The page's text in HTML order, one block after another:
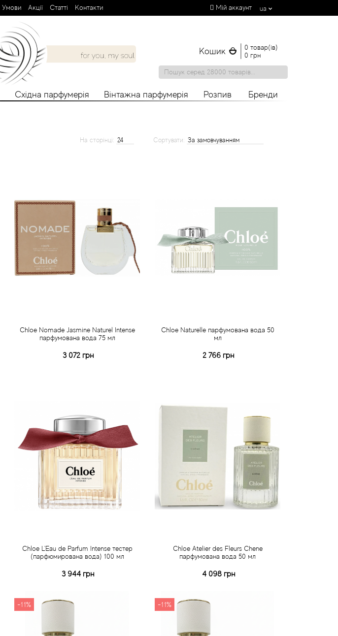
Умови Aкції Cтатті Контакти Мій аккаунт ua
Кошик
0 товар(ів)
0 грн
Східна парфумерія Вінтажна парфумерія Розпив Бренди
На сторінці: Сортувати:
Chloe Nomade Jasmine Naturel Intense
парфумована вода 75 мл
3 072 грн
Chloe Naturelle парфумована вода 50
мл
2 766 грн
Chloe L'Eau de Parfum Intense тестер
(парфюмирована вода) 100 мл
3 944 грн
Швидке замовлення
Chloe Atelier des Fleurs Chene
парфумована вода 50 мл
4 098 грн
Швидке замовлення
-11% -11%